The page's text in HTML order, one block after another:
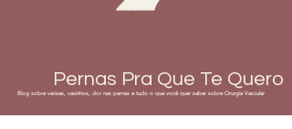
Pernas Pra Que Te Quero
Blog sobre varizes, vasinhos, dor nas pernas e tudo o que você quer saber sobre Cirurgia Vascular